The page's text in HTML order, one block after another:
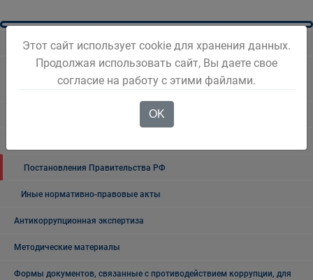
ПРОТИВОДЕЙСТВИЕ КОРРУПЦИИ
Нормативные правовые и иные акты в сфере противодействия
Постановления Правительства РФ
Иные нормативно-правовые акты
Антикоррупционная экспертиза
Методические материалы
Формы документов, связанные с противодействием коррупции, для
Этот сайт использует cookie для хранения данных.
Продолжая использовать сайт, Вы даете свое
согласие на работу с этими файлами.
OK